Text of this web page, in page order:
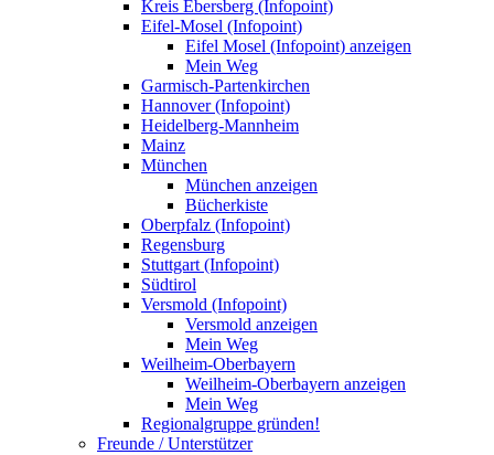
Kreis Ebersberg (Infopoint)
Eifel-Mosel (Infopoint)
Eifel Mosel (Infopoint) anzeigen
Mein Weg
Garmisch-Partenkirchen
Hannover (Infopoint)
Heidelberg-Mannheim
Mainz
München
München anzeigen
Bücherkiste
Oberpfalz (Infopoint)
Regensburg
Stuttgart (Infopoint)
Südtirol
Versmold (Infopoint)
Versmold anzeigen
Mein Weg
Weilheim-Oberbayern
Weilheim-Oberbayern anzeigen
Mein Weg
Regionalgruppe gründen!
Freunde / Unterstützer